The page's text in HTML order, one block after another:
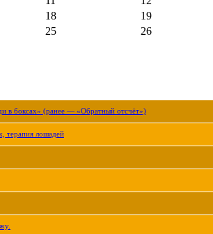
18
19
25
26
в боксах» (ранее — «Обратный отсчёт»)
терапия лошадей